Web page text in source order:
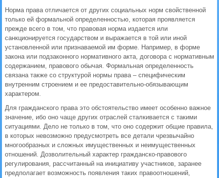
Норма права отличается от других социальных норм свойственной
только ей формальной определенностью, которая проявляется
прежде всего в том, что правовая норма издается или
санкционируется государством и выражается в той или иной
установленной или признаваемой им форме. Например, в форме
закона или подзаконного нормативного акта, договора с нормативным
содержанием, правового обычая. Формальная определенность
связана также со структурой нормы права – специфическим
внутренним строением и ее предоставительно-обязывающим
характером.
Для гражданского права это обстоятельство имеет особенно важное
значение, ибо оно чаще других отраслей сталкивается с такими
ситуациями. Дело не только в том, что оно содержит общие правила,
в которых невозможно предусмотреть все детали чрезвычайно
многообразных и сложных имущественных и неимущественных
отношений. Дозволительный характер гражданско-правового
регулирования, рассчитанный на инициативу участников, заранее
предполагает возможность появления таких правоотношений,